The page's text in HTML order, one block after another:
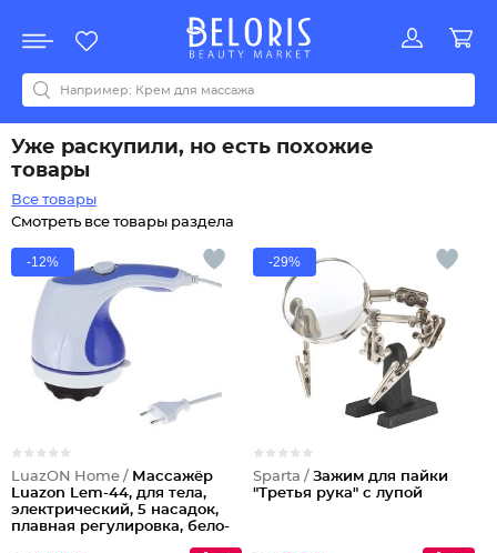
Акции
Все бренды
0-9ABCDEFGHIJKLMNOPQRSTUVWYZАБВДЗИМОКЛНПРСТУФ
Уже раскупили, но есть похожие
товары
Все товары
Смотреть все товары раздела
-12%
LuazON Home / Массажёр
Luazon Lem-44, для тела,
электрический, 5 насадок,
плавная регулировка, бело-
-29%
Sparta / Зажим для пайки
"Третья рука" с лупой